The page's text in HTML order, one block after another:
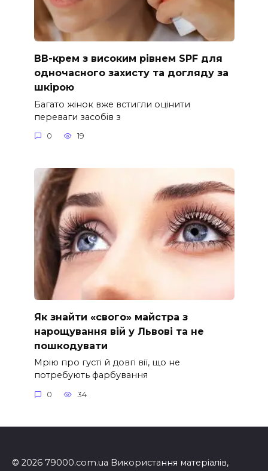
ВВ-крем з високим рівнем SPF для
одночасного захисту та догляду за
шкірою
Багато жінок вже встигли оцінити
переваги засобів з
0 19
Як знайти «свого» майстра з
нарощування вій у Львові та не
пошкодувати
Мрію про густі й довгі вії, що не
потребують фарбування
0 34
© 2026 79000.com.ua Використання матеріалів,